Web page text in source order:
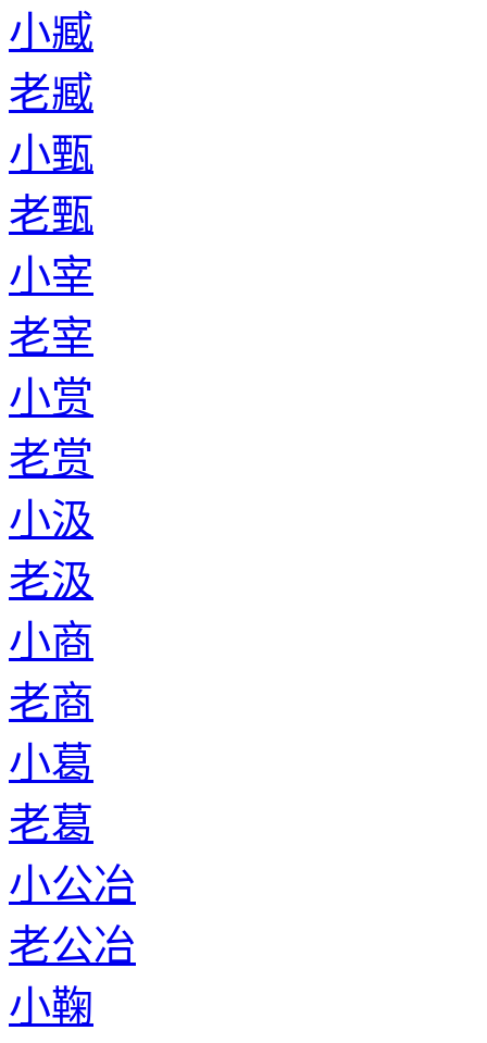
小臧
老臧
小甄
老甄
小宰
老宰
小赏
老赏
小汲
老汲
小商
老商
小葛
老葛
小公冶
老公冶
小鞠